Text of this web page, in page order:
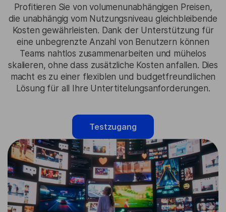
Profitieren Sie von volumenunabhängigen Preisen,
die unabhängig vom Nutzungsniveau gleichbleibende
Kosten gewährleisten. Dank der Unterstützung für
eine unbegrenzte Anzahl von Benutzern können
Teams nahtlos zusammenarbeiten und mühelos
skalieren, ohne dass zusätzliche Kosten anfallen. Dies
macht es zu einer flexiblen und budgetfreundlichen
Lösung für all Ihre Untertitelungsanforderungen.
Testzugang